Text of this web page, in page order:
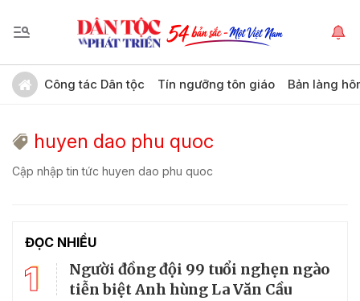
Công tác Dân tộc Tín ngưỡng tôn giáo Bản làng
huyen dao phu quoc
Cập nhập tin tức huyen dao phu quoc
ĐỌC NHIỀU
1
Người đồng đội 99 tuổi nghẹn ngào
tiễn biệt Anh hùng La Văn Cầu